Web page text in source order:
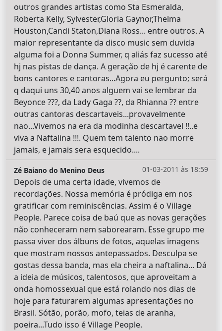
outros grandes artistas como Sta Esmeralda,
Roberta Kelly, Sylvester,Gloria Gaynor,Thelma
Houston,Candi Staton,Diana Ross... entre outros. A
maior representante da disco music sem duvida
alguma foi a Donna Summer, q aliás faz sucesso até
hj nas pistas de dança. A geração de hj é carente de
bons cantores e cantoras...Agora eu pergunto; será
q daqui uns 30,40 anos alguem vai se lembrar da
Beyonce ???, da Lady Gaga ??, da Rhianna ?? entre
outras cantoras descartaveis...provavelmente
nao...Vivemos na era da modinha descartavel !!..e
viva a Naftalina !!!. Quem tem talento nao morre
jamais, e jamais sera esquecido....
01-03-2011 às 18:59
Zé Baiano do Menino Deus
Depois de uma certa idade, vivemos de
recordações. Nossa memória é pródiga em nos
gratificar com reminiscências. Assim é o Village
People. Parece coisa de baú que as novas gerações
não conheceram nem saborearam. Esse grupo me
passa viver dos álbuns de fotos, aquelas imagens
que mostram nossos antepassados. Desculpa se
gostas dessa banda, mas ela cheira a naftalina... Dá
a ideia de músicos, talentosos, que aproveitam a
onda homossexual que está rolando nos dias de
hoje para faturarem algumas apresentações no
Brasil. Sótão, porão, mofo, teias de aranha,
poeira...Tudo isso é Village People.